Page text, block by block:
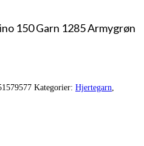
150 Garn 1285 Armygrøn
Kategorier: Hjertegarn,